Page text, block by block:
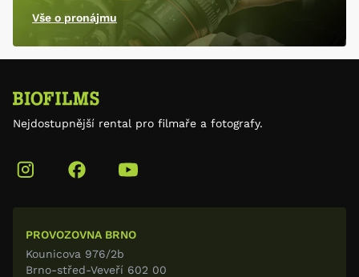
Vše o pronájmu
Nejdostupnější rental pro filmaře a fotografy.
PROVOZOVNA BRNO
Kounicova 976/2b
Brno-střed-Veveří 602 00